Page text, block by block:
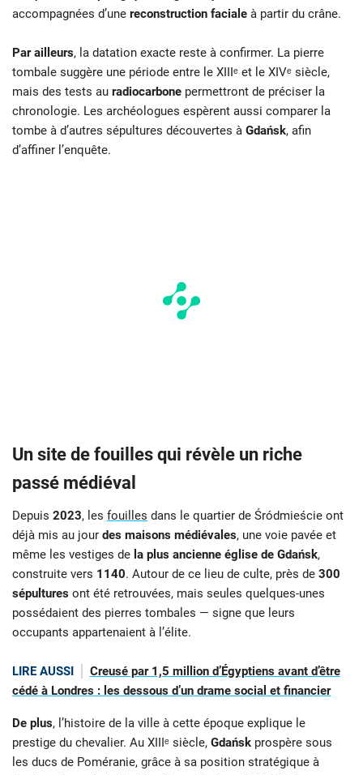
accompagnées d’une reconstruction faciale à partir du crâne.
Par ailleurs, la datation exacte reste à confirmer. La pierre
tombale suggère une période entre le XIIIᵉ et le XIVᵉ siècle,
mais des tests au radiocarbone permettront de préciser la
chronologie. Les archéologues espèrent aussi comparer la
tombe à d’autres sépultures découvertes à Gdańsk, afin
d’affiner l’enquête.
Un site de fouilles qui révèle un riche
passé médiéval
Depuis 2023, les fouilles dans le quartier de Śródmieście ont
déjà mis au jour des maisons médiévales, une voie pavée et
même les vestiges de la plus ancienne église de Gdańsk,
construite vers 1140. Autour de ce lieu de culte, près de 300
sépultures ont été retrouvées, mais seules quelques-unes
possédaient des pierres tombales — signe que leurs
occupants appartenaient à l’élite.
LIRE AUSSI
Creusé par 1,5 million d’Égyptiens avant d’être
cédé à Londres : les dessous d’un drame social et financier
De plus, l’histoire de la ville à cette époque explique le
prestige du chevalier. Au XIIIᵉ siècle, Gdańsk prospère sous
les ducs de Poméranie, grâce à sa position stratégique à